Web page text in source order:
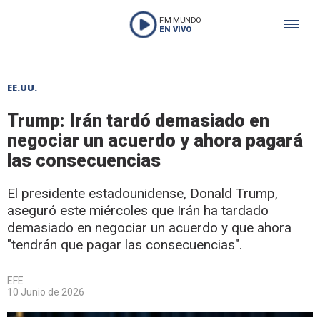
FM MUNDO
EN VIVO
EE.UU.
Trump: Irán tardó demasiado en
negociar un acuerdo y ahora pagará
las consecuencias
El presidente estadounidense, Donald Trump,
aseguró este miércoles que Irán ha tardado
demasiado en negociar un acuerdo y que ahora
"tendrán que pagar las consecuencias".
EFE
10 Junio de 2026